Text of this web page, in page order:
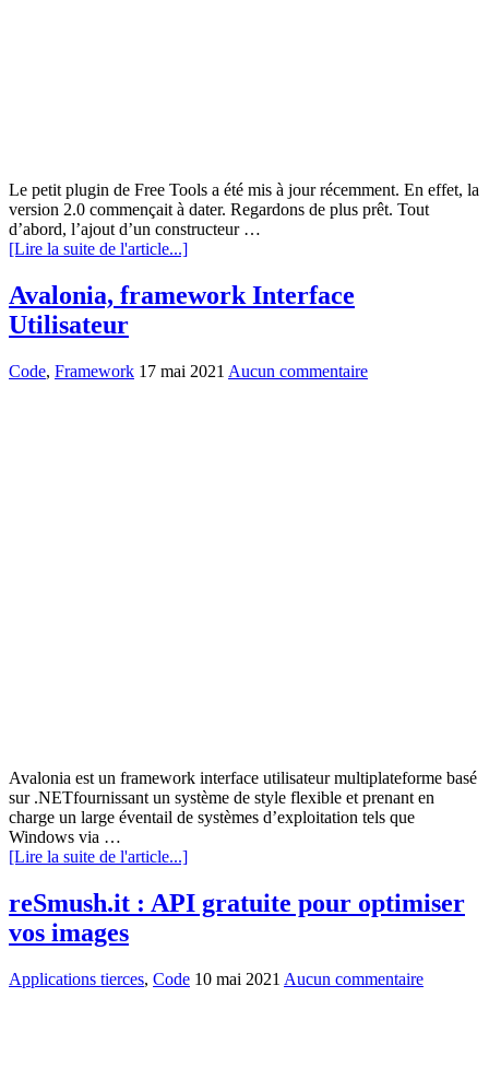
Le petit plugin de Free Tools a été mis à jour récemment. En effet, la
version 2.0 commençait à dater. Regardons de plus prêt. Tout
d’abord, l’ajout d’un constructeur …
[Lire la suite de l'article...]
Avalonia, framework Interface
Utilisateur
Code, Framework 17 mai 2021 Aucun commentaire
Avalonia est un framework interface utilisateur multiplateforme basé
sur .NETfournissant un système de style flexible et prenant en
charge un large éventail de systèmes d’exploitation tels que
Windows via …
[Lire la suite de l'article...]
reSmush.it : API gratuite pour optimiser
vos images
Applications tierces, Code 10 mai 2021 Aucun commentaire